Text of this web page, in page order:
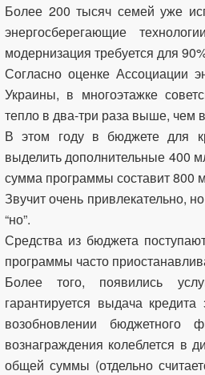
Более 200 тысяч семей уже
энергосберегающие
модернизация требуется для
Согласно оценке Ассоциации
Украины, в многоэтажке
тепло в два-три раза выше, чем
В этом году в бюджете для
выделить дополнительные 400
сумма программы составит 800
Звучит очень привлекательно,
“но”.
Средства из бюджета
программы часто
Более того, появились
гарантируется выдача
возобновлении бюджетного
вознаграждения колеблется в
общей суммы (отдельно